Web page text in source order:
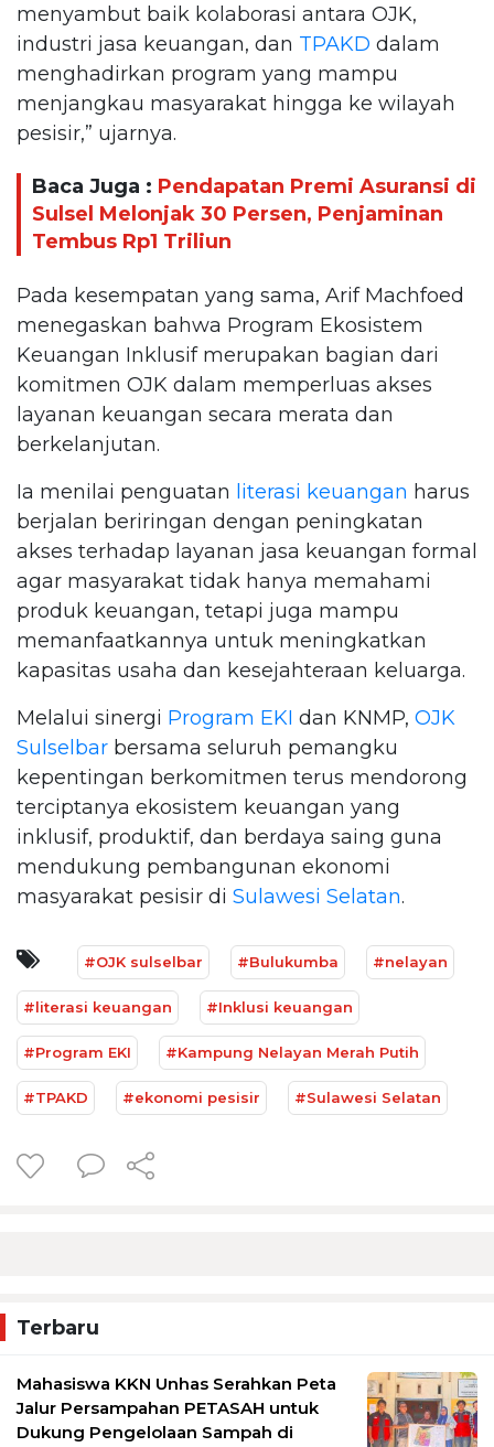
menyambut baik kolaborasi antara OJK,
industri jasa keuangan, dan TPAKD dalam
menghadirkan program yang mampu
menjangkau masyarakat hingga ke wilayah
pesisir,” ujarnya.
Baca Juga : Pendapatan Premi Asuransi di
Sulsel Melonjak 30 Persen, Penjaminan
Tembus Rp1 Triliun
Pada kesempatan yang sama, Arif Machfoed
menegaskan bahwa Program Ekosistem
Keuangan Inklusif merupakan bagian dari
komitmen OJK dalam memperluas akses
layanan keuangan secara merata dan
berkelanjutan.
Ia menilai penguatan literasi keuangan harus
berjalan beriringan dengan peningkatan
akses terhadap layanan jasa keuangan formal
agar masyarakat tidak hanya memahami
produk keuangan, tetapi juga mampu
memanfaatkannya untuk meningkatkan
kapasitas usaha dan kesejahteraan keluarga.
Melalui sinergi Program EKI dan KNMP, OJK
Sulselbar bersama seluruh pemangku
kepentingan berkomitmen terus mendorong
terciptanya ekosistem keuangan yang
inklusif, produktif, dan berdaya saing guna
mendukung pembangunan ekonomi
masyarakat pesisir di Sulawesi Selatan.
#OJK sulselbar #Bulukumba #nelayan
#literasi keuangan #Inklusi keuangan
#Program EKI #Kampung Nelayan Merah Putih
#TPAKD #ekonomi pesisir #Sulawesi Selatan
Terbaru
Mahasiswa KKN Unhas Serahkan Peta
Jalur Persampahan PETASAH untuk
Dukung Pengelolaan Sampah di